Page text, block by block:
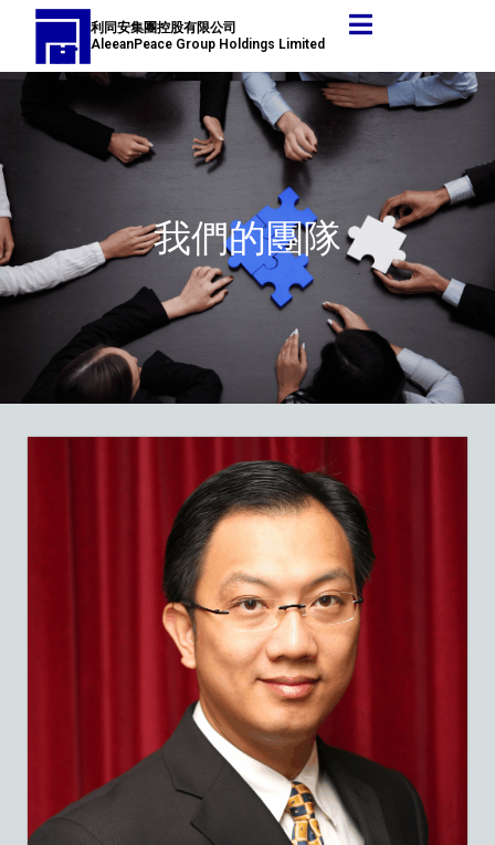
利同安集團控股有限公司
AleeanPeace Group Holdings Limited
我們的團隊